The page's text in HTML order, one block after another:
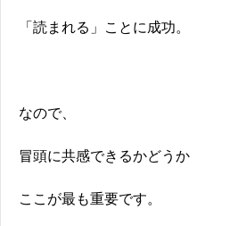
「読まれる」ことに成功。
なので、
冒頭に共感できるかどうか
ここが最も重要です。